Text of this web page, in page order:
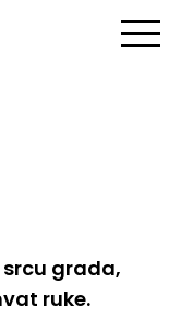
grada,
ruke.